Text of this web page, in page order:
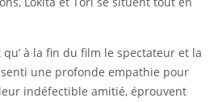
à la fin du film le spectateur et la
une profonde empathie pour
indéfectible amitié, éprouvent